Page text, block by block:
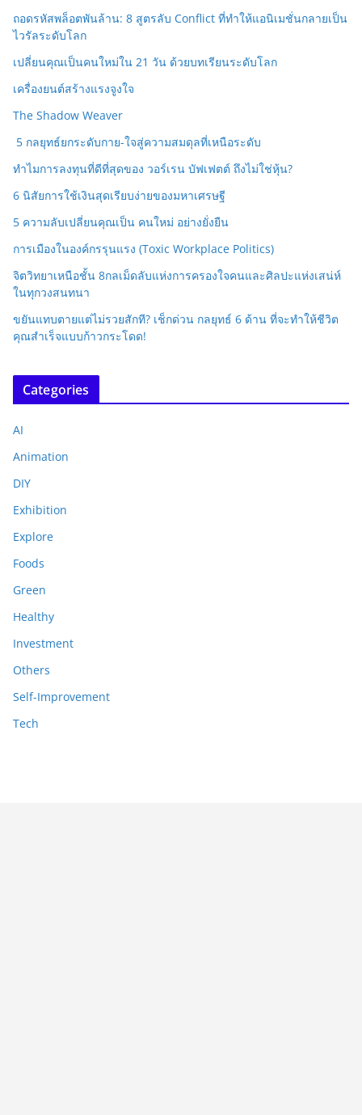
ถอดรหัสพล็อตพันล้าน: 8 สูตรลับ Conflict ที่ทำให้แอนิเมชั่นกลายเป็น
ไวรัลระดับโลก
เปลี่ยนคุณเป็นคนใหม่ใน 21 วัน ด้วยบทเรียนระดับโลก
เครื่องยนต์สร้างแรงจูงใจ
The Shadow Weaver
5 กลยุทธ์ยกระดับกาย-ใจสู่ความสมดุลที่เหนือระดับ
ทำไมการลงทุนที่ดีที่สุดของ วอร์เรน บัฟเฟตต์ ถึงไม่ใช่หุ้น?
6 นิสัยการใช้เงินสุดเรียบง่ายของมหาเศรษฐี
5 ความลับเปลี่ยนคุณเป็น คนใหม่ อย่างยั่งยืน
การเมืองในองค์กรรุนแรง (Toxic Workplace Politics)
จิตวิทยาเหนือชั้น 8กลเม็ดลับแห่งการครองใจคนและศิลปะแห่งเสน่ห์
ในทุกวงสนทนา
ขยันแทบตายแต่ไม่รวยสักที? เช็กด่วน กลยุทธ์ 6 ด้าน ที่จะทำให้ชีวิต
คุณสำเร็จแบบก้าวกระโดด!
Categories
AI
Animation
DIY
Exhibition
Explore
Foods
Green
Healthy
Investment
Others
Self-Improvement
Tech